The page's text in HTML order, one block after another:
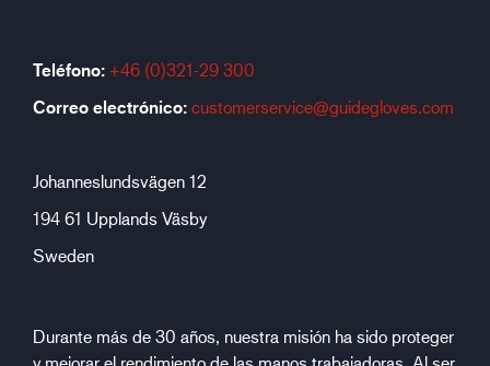
Teléfono: +46 (0)321-29 300
Correo electrónico: customerservice@guidegloves.com
Johanneslundsvägen 12
194 61 Upplands Väsby
Sweden
Durante más de 30 años, nuestra misión ha sido proteger